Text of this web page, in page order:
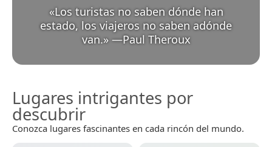
«Los turistas no saben dónde han
estado, los viajeros no saben adónde
van.» —Paul Theroux
Lugares intrigantes por
descubrir
Conozca lugares fascinantes en cada rincón del mundo.